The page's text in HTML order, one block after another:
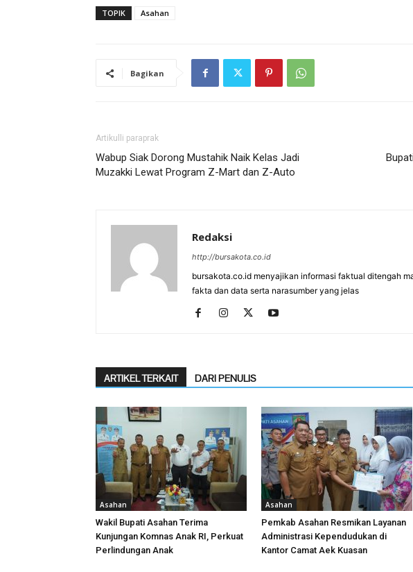
TOPIK Asahan
Bagikan
Artikulli paraprak
Wabup Siak Dorong Mustahik Naik Kelas Jadi
Muzakki Lewat Program Z-Mart dan Z-Auto
Redaksi
http://bursakota.co.id
bursakota.co.id menyajikan informasi faktual ditengah
fakta dan data serta narasumber yang jelas
ARTIKEL TERKAIT DARI PENULIS
Asahan
Wakil Bupati Asahan Terima
Kunjungan Komnas Anak RI, Perkuat
Perlindungan Anak
Asahan
Pemkab Asahan Resmikan Layanan
Administrasi Kependudukan di
Kantor Camat Aek Kuasan